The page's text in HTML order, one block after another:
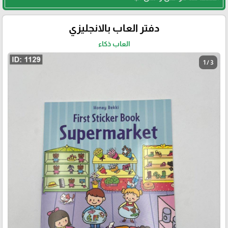
دفتر العاب بالانجليزي
العاب ذكاء
1 / 3